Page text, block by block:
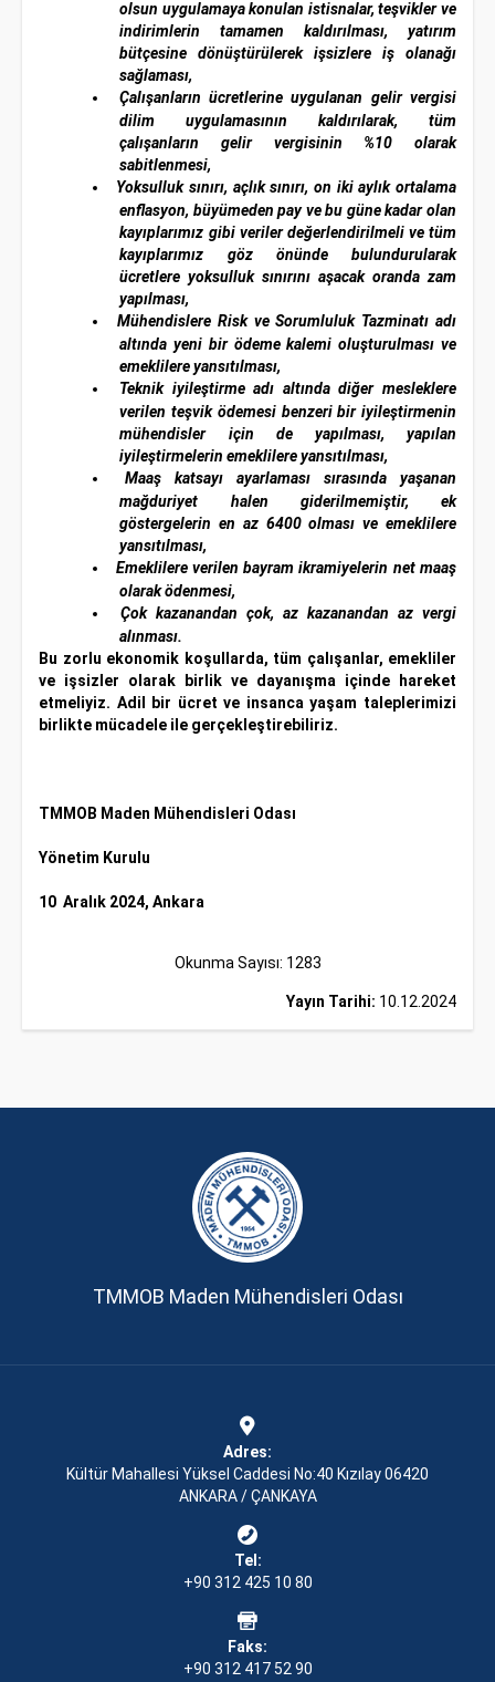
olsun uygulamaya konulan istisnalar, teşvikler ve
indirimlerin tamamen kaldırılması, yatırım
bütçesine dönüştürülerek işsizlere iş olanağı
sağlaması,
Çalışanların ücretlerine uygulanan gelir vergisi
dilim uygulamasının kaldırılarak, tüm
çalışanların gelir vergisinin %10 olarak
sabitlenmesi,
Yoksulluk sınırı, açlık sınırı, on iki aylık ortalama
enflasyon, büyümeden pay ve bu güne kadar olan
kayıplarımız gibi veriler değerlendirilmeli ve tüm
kayıplarımız göz önünde bulundurularak
ücretlere yoksulluk sınırını aşacak oranda zam
yapılması,
Mühendislere Risk ve Sorumluluk Tazminatı adı
altında yeni bir ödeme kalemi oluşturulması ve
emeklilere yansıtılması,
Teknik iyileştirme adı altında diğer mesleklere
verilen teşvik ödemesi benzeri bir iyileştirmenin
mühendisler için de yapılması, yapılan
iyileştirmelerin emeklilere yansıtılması,
Maaş katsayı ayarlaması sırasında yaşanan
mağduriyet halen giderilmemiştir, ek
göstergelerin en az 6400 olması ve emeklilere
yansıtılması,
Emeklilere verilen bayram ikramiyelerin net maaş
olarak ödenmesi,
Çok kazanandan çok, az kazanandan az vergi
alınması.
Bu zorlu ekonomik koşullarda, tüm çalışanlar, emekliler
ve işsizler olarak birlik ve dayanışma içinde hareket
etmeliyiz. Adil bir ücret ve insanca yaşam taleplerimizi
birlikte mücadele ile gerçekleştirebiliriz.
TMMOB Maden Mühendisleri Odası
Yönetim Kurulu
10 Aralık 2024, Ankara
Okunma Sayısı: 1283
Yayın Tarihi: 10.12.2024
TMMOB Maden Mühendisleri Odası
Adres:
Kültür Mahallesi Yüksel Caddesi No:40 Kızılay 06420
ANKARA / ÇANKAYA
Tel:
+90 312 425 10 80
Faks:
+90 312 417 52 90